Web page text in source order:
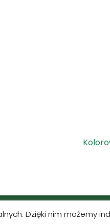
Dzięki nim możemy